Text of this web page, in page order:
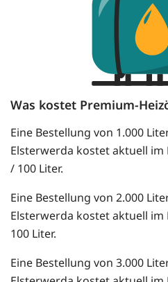
Was kostet Premium-
Eine Bestellung von 1.000
Elsterwerda kostet aktuell
/ 100 Liter.
Eine Bestellung von 2.000
Elsterwerda kostet aktuell
100 Liter.
Eine Bestellung von 3.000